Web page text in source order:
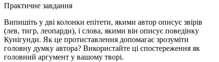
Практичне завдання
Випишіть у дві колонки епітети, якими автор описує звірів
(лев, тигр, леопарди), і слова, якими він описує поведінку
Кунігунди. Як це протиставлення допомагає зрозуміти
головну думку автора? Використайте ці спостереження як
головний аргумент у вашому творі.